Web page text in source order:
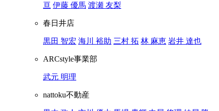
亘 伊藤 優馬 渡瀬 友梨
春日井店
黒田 智宏 海川 裕助 三村 拓 林 麻恵 岩井 達也
ARCstyle事業部
武元 明理
nattoku不動産